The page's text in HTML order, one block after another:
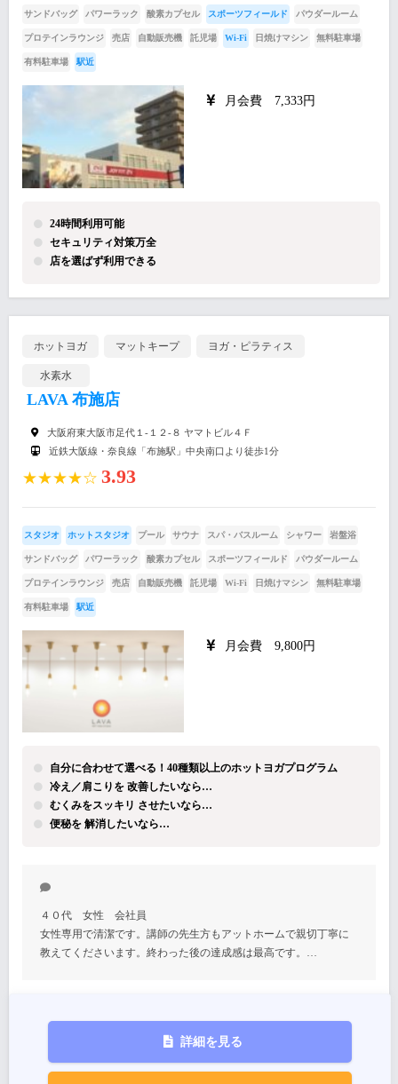
サンドバッグ パワーラック 酸素カプセル スポーツフィールド パウダールーム
プロテインラウンジ 売店 自動販売機 託児場 Wi-Fi 日焼けマシン 無料駐車場
有料駐車場 駅近
月会費 7,333円
24時間利用可能
セキュリティ対策万全
店を選ばず利用できる
ホットヨガ マットキープ ヨガ・ピラティス
水素水
LAVA 布施店
大阪府東大阪市足代１-１２-８ ヤマトビル４Ｆ
近鉄大阪線・奈良線「布施駅」中央南口より徒歩1分
★★★★☆ 3.93
スタジオ ホットスタジオ プール サウナ スパ・バスルーム シャワー 岩盤浴
サンドバッグ パワーラック 酸素カプセル スポーツフィールド パウダールーム
プロテインラウンジ 売店 自動販売機 託児場 Wi-Fi 日焼けマシン 無料駐車場
有料駐車場 駅近
月会費 9,800円
自分に合わせて選べる！40種類以上のホットヨガプログラム
冷え／肩こりを 改善したいなら…
むくみをスッキリ させたいなら…
便秘を 解消したいなら…
４０代 女性 会社員
女性専用で清潔です。講師の先生方もアットホームで親切丁寧に
教えてくださいます。終わった後の達成感は最高です。…
詳細を見る